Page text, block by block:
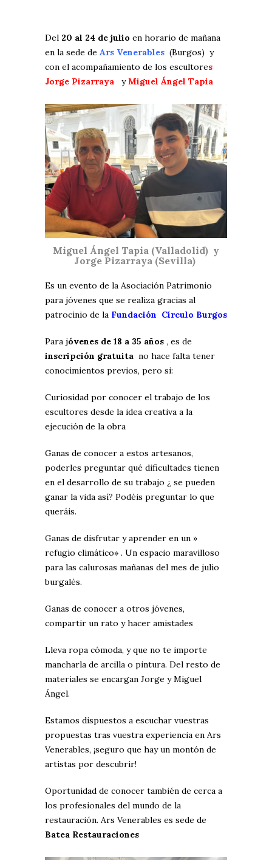
Del 20 al 24 de julio en horario de mañana
en la sede de Ars Venerables (Burgos) y
con el acompañamiento de los escultores
Jorge Pizarraya
yMiguel Ángel Tapia
Miguel Ángel Tapia (Valladolid) y
Jorge Pizarraya (Sevilla)
Es un evento de la Asociación Patrimonio
para jóvenes que se realiza gracias al
patrocinio de la Fundación Círculo Burgos
Para jóvenes de 18 a 35 años , es de
inscripción gratuita no hace falta tener
conocimientos previos, pero si:
Curiosidad por conocer el trabajo de los
escultores desde la idea creativa a la
ejecución de la obra
Ganas de conocer a estos artesanos,
poderles preguntar qué dificultades tienen
en el desarrollo de su trabajo ¿ se pueden
ganar la vida así? Podéis preguntar lo que
queráis.
Ganas de disfrutar y aprender en un »
refugio climático» . Un espacio maravilloso
para las calurosas mañanas del mes de julio
burgalés.
Ganas de conocer a otros jóvenes,
compartir un rato y hacer amistades
Lleva ropa cómoda, y que no te importe
mancharla de arcilla o pintura. Del resto de
materiales se encargan Jorge y Miguel
Ángel.
Estamos dispuestos a escuchar vuestras
propuestas tras vuestra experiencia en Ars
Venerables, ¡seguro que hay un montón de
artistas por descubrir!
Oportunidad de conocer también de cerca a
los profesionales del mundo de la
restauración. Ars Venerables es sede de
Batea Restauraciones